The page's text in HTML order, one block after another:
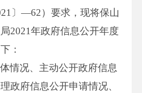
〕—62）要求，现将保山
2021年政府信息公开年度
：
情况、主动公开政府信息
政府信息公开申请情况、